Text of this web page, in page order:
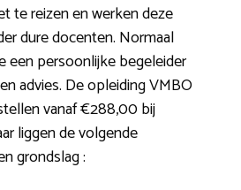
te reizen en werken deze
dure docenten. Normaal
een persoonlijke begeleider
advies. De opleiding VMBO
vanaf €288,00 bij
liggen de volgende
grondslag :